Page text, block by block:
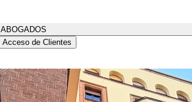
ABOGADOS
Acceso de Clientes